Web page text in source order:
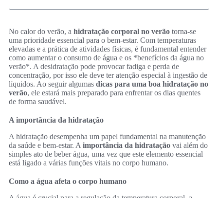
No calor do verão, a hidratação corporal no verão torna-se
uma prioridade essencial para o bem-estar. Com temperaturas
elevadas e a prática de atividades físicas, é fundamental entender
como aumentar o consumo de água e os *benefícios da água no
verão*. A desidratação pode provocar fadiga e perda de
concentração, por isso ele deve ter atenção especial à ingestão de
líquidos. Ao seguir algumas dicas para uma boa hidratação no
verão, ele estará mais preparado para enfrentar os dias quentes
de forma saudável.
A importância da hidratação
A hidratação desempenha um papel fundamental na manutenção
da saúde e bem-estar. A importância da hidratação vai além do
simples ato de beber água, uma vez que este elemento essencial
está ligado a várias funções vitais no corpo humano.
Como a água afeta o corpo humano